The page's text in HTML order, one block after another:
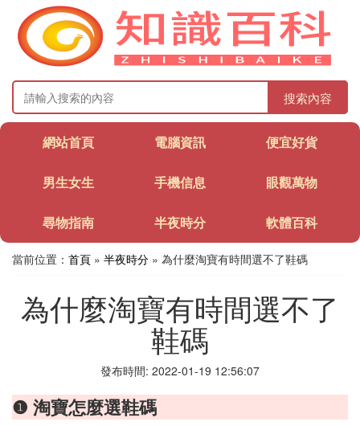
搜索內容
網站首頁 電腦資訊 便宜好貨
男生女生 手機信息 眼觀萬物
尋物指南 半夜時分 軟體百科
當前位置： 首頁 » 半夜時分 » 為什麼淘寶有時間選不了鞋碼
為什麼淘寶有時間選不了
鞋碼
發布時間: 2022-01-19 12:56:07
❶ 淘寶怎麼選鞋碼